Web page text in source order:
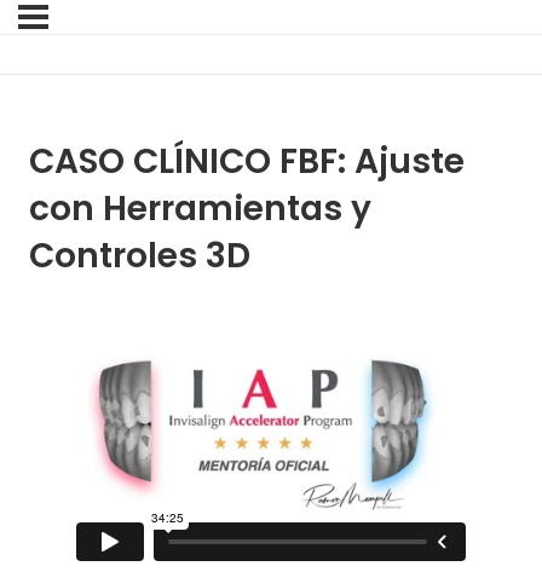
CASO CLÍNICO FBF: Ajuste
con Herramientas y
Controles 3D